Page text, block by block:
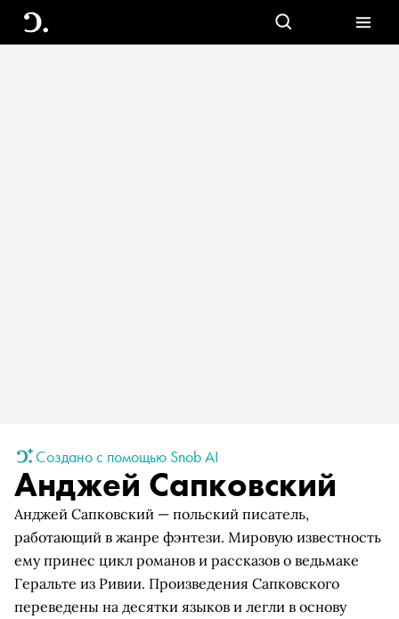
Создано с помощью Snob AI
Анджей Сапковский
Анджей Сапковский — польский писатель,
работающий в жанре фэнтези. Мировую известность
ему принес цикл романов и рассказов о ведьмаке
Геральте из Ривии. Произведения Сапковского
переведены на десятки языков и легли в основу